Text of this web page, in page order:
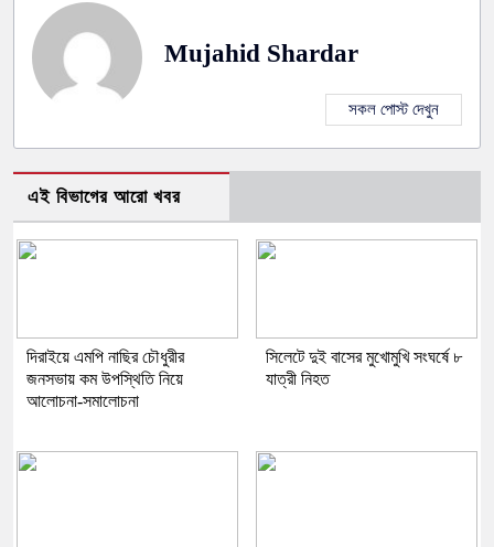
Mujahid Shardar
সকল পোস্ট দেখুন
এই বিভাগের আরো খবর
দিরাইয়ে এমপি নাছির চৌধুরীর
জনসভায় কম উপস্থিতি নিয়ে
আলোচনা-সমালোচনা
সিলেটে দুই বাসের মুখোমুখি সংঘর্ষে ৮
যাত্রী নিহত